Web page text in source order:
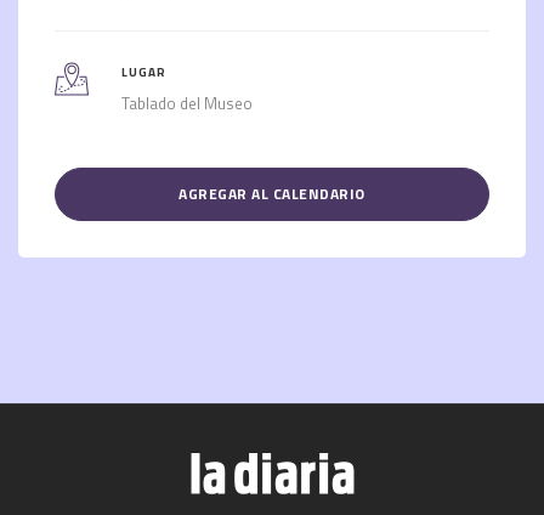
LUGAR
Tablado del Museo
AGREGAR AL CALENDARIO